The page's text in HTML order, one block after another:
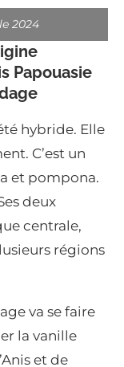
2024
Papouasie
hybride. Elle
C’est un
et pompona.
deux
centrale,
régions
va se faire
la vanille
et de